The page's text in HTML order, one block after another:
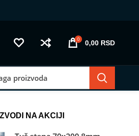
0 0,00 RSD
NA AKCIJI